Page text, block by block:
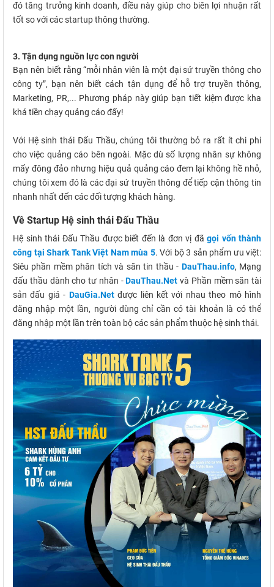
đó tăng trưởng kinh doanh, điều này giúp cho biên lợi nhuận rất
tốt so với các startup thông thường.
3. Tận dụng nguồn lực con người
Bạn nên biết rằng “mỗi nhân viên là một đại sứ truyền thông cho
công ty”, bạn nên biết cách tận dụng để hỗ trợ truyền thông,
Marketing, PR,... Phương pháp này giúp bạn tiết kiệm được kha
khá tiền chạy quảng cáo đấy!
Với Hệ sinh thái Đấu Thầu, chúng tôi thường bỏ ra rất ít chi phí
cho việc quảng cáo bên ngoài. Mặc dù số lượng nhân sự không
mấy đông đảo nhưng hiệu quả quảng cáo đem lại không hề nhỏ,
chúng tôi xem đó là các đại sứ truyền thông để tiếp cận thông tin
nhanh nhất đến các đối tượng khách hàng.
Về Startup Hệ sinh thái Đấu Thầu
Hệ sinh thái Đấu Thầu được biết đến là đơn vị đã gọi vốn thành
công tại Shark Tank Việt Nam mùa 5. Với bộ 3 sản phẩm ưu việt:
Siêu phần mềm phân tích và săn tin thầu - DauThau.info, Mạng
đấu thầu dành cho tư nhân -DauThau.Net và Phần mềm săn tài
sản đấu giá - DauGia.Netđược liên kết với nhau theo mô hình
đăng nhập một lần, người dùng chỉ cần có tài khoản là có thể
đăng nhập một lần trên toàn bộ các sản phẩm thuộc hệ sinh thái.